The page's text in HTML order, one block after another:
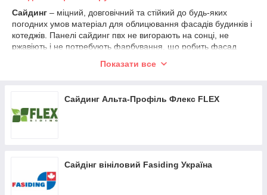
Сайдинг – міцний, довговічний та стійкий до будь-яких
погодних умов матеріал для облицювання фасадів будинків і
котеджів. Панелі сайдинг пвх не вигорають на сонці, не
ржавіють і не потребують фарбування, що робить фасад
забезпечуючи енергоефективність будинку. Великий вибір
кольорів сайдингу і фактур дозволяє створити сучасний або
класичний дизайн фасаду.
Показати все
Сайдинг Альта-Профіль Флекс FLEX
Сайдінг вініловий Fasiding Україна